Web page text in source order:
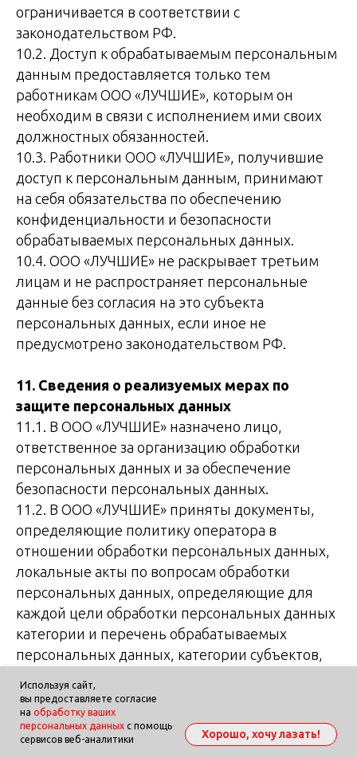
Используя сайт,
вы предоставляете согласие
на обработку ваших
персональных данных с помощь
сервисов веб-аналитики
Хорошо, хочу лазать!
ограничивается в соответствии с
законодательством РФ.
10.2. Доступ к обрабатываемым персональным
данным предоставляется только тем
работникам ООО «ЛУЧШИЕ», которым он
необходим в связи с исполнением ими своих
должностных обязанностей.
10.3. Работники ООО «ЛУЧШИЕ», получившие
доступ к персональным данным, принимают
на себя обязательства по обеспечению
конфиденциальности и безопасности
обрабатываемых персональных данных.
10.4. ООО «ЛУЧШИЕ» не раскрывает третьим
лицам и не распространяет персональные
данные без согласия на это субъекта
персональных данных, если иное не
предусмотрено законодательством РФ.
11. Сведения о реализуемых мерах по
защите персональных данных
11.1. В ООО «ЛУЧШИЕ» назначено лицо,
ответственное за организацию обработки
персональных данных и за обеспечение
безопасности персональных данных.
11.2. В ООО «ЛУЧШИЕ» приняты документы,
определяющие политику оператора в
отношении обработки персональных данных,
локальные акты по вопросам обработки
персональных данных, определяющие для
каждой цели обработки персональных данных
категории и перечень обрабатываемых
персональных данных, категории субъектов,
обрабатываются, способы, сроки их обработки
и хранения, порядок уничтожения
персональных данных при достижении целей